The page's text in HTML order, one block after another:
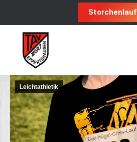
Storchenlauf
Leichtathletik